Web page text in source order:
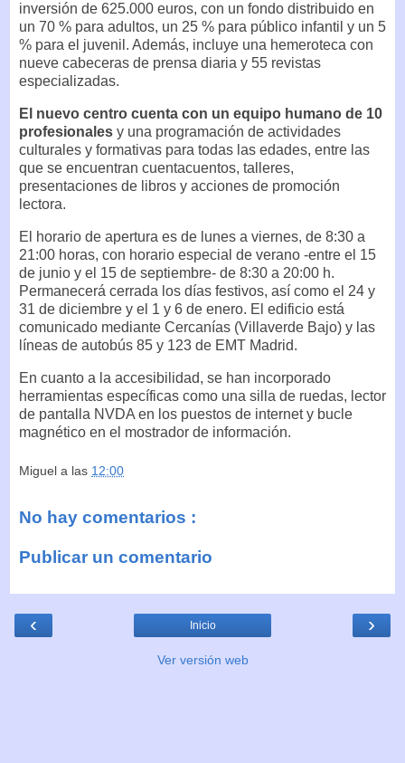
inversión de 625.000 euros, con un fondo distribuido en
un 70 % para adultos, un 25 % para público infantil y un 5
% para el juvenil. Además, incluye una hemeroteca con
nueve cabeceras de prensa diaria y 55 revistas
especializadas.
El nuevo centro cuenta con un equipo humano de 10
profesionales y una programación de actividades
culturales y formativas para todas las edades, entre las
que se encuentran cuentacuentos, talleres,
presentaciones de libros y acciones de promoción
lectora.
El horario de apertura es de lunes a viernes, de 8:30 a
21:00 horas, con horario especial de verano -entre el 15
de junio y el 15 de septiembre- de 8:30 a 20:00 h.
Permanecerá cerrada los días festivos, así como el 24 y
31 de diciembre y el 1 y 6 de enero. El edificio está
comunicado mediante Cercanías (Villaverde Bajo) y las
líneas de autobús 85 y 123 de EMT Madrid.
En cuanto a la accesibilidad, se han incorporado
herramientas específicas como una silla de ruedas, lector
de pantalla NVDA en los puestos de internet y bucle
magnético en el mostrador de información.
Miguel a las 12:00
No hay comentarios :
Publicar un comentario
‹ ›
Inicio
Ver versión web